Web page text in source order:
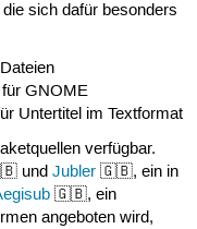
sich dafür besonders
GNOME
Untertitel im Textformat
verfügbar.
und Jubler🇬🇧, ein in
🇬🇧, ein
angeboten wird,